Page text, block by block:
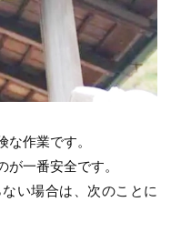
作業です。
一番安全です。
い場合は、次のことに